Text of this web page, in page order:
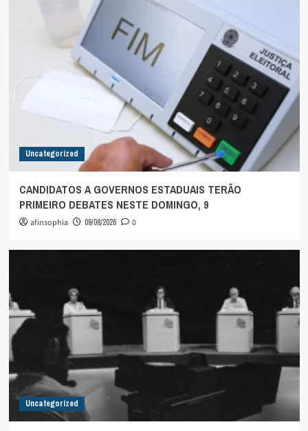
Uncategorized
CANDIDATOS A GOVERNOS ESTADUAIS TERÃO
PRIMEIRO DEBATES NESTE DOMINGO, 9
afinsophia 09/08/2026 0
Uncategorized